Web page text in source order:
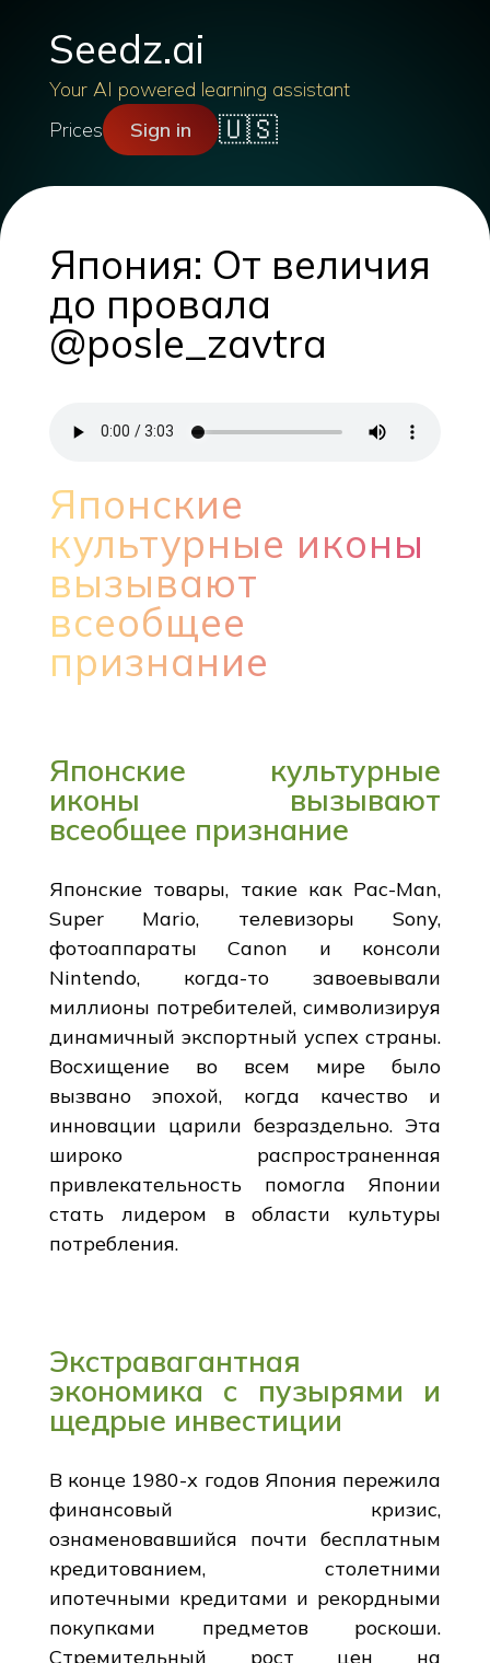
Seedz.ai
Your AI powered learning assistant
Prices
Sign in 🇺🇸
Япония: От величия
до провала
@posle_zavtra
Японские
культурные иконы
вызывают
всеобщее
признание
Японские культурные
иконы вызывают
всеобщее признание
Японские товары, такие как Pac-Man,
Super Mario, телевизоры Sony,
фотоаппараты Canon и консоли
Nintendo, когда-то завоевывали
миллионы потребителей, символизируя
динамичный экспортный успех страны.
Восхищение во всем мире было
вызвано эпохой, когда качество и
инновации царили безраздельно. Эта
широко распространенная
привлекательность помогла Японии
стать лидером в области культуры
потребления.
Экстравагантная
экономика с пузырями и
щедрые инвестиции
В конце 1980-х годов Япония пережила
финансовый кризис,
ознаменовавшийся почти бесплатным
кредитованием, столетними
ипотечными кредитами и рекордными
покупками предметов роскоши.
Стремительный рост цен на